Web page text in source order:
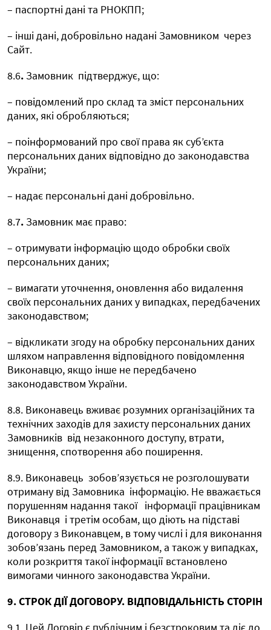
– паспортні дані та РНОКПП;
– інші дані, добровільно надані Замовником через
Сайт.
8.6. Замовник підтверджує, що:
– повідомлений про склад та зміст персональних
даних, які обробляються;
– поінформований про свої права як суб’єкта
персональних даних відповідно до законодавства
України;
– надає персональні дані добровільно.
8.7. Замовник має право:
– отримувати інформацію щодо обробки своїх
персональних даних;
– вимагати уточнення, оновлення або видалення
своїх персональних даних у випадках, передбачених
законодавством;
– відкликати згоду на обробку персональних даних
шляхом направлення відповідного повідомлення
Виконавцю, якщо інше не передбачено
законодавством України.
8.8. Виконавець вживає розумних організаційних та
технічних заходів для захисту персональних даних
Замовників від незаконного доступу, втрати,
знищення, спотворення або поширення.
8.9. Виконавець зобов’язується не розголошувати
отриману від Замовника інформацію. Не вважається
порушенням надання такої інформації працівникам
Виконавця і третім особам, що діють на підставі
договору з Виконавцем, в тому числі і для виконання
зобов’язань перед Замовником, а також у випадках,
коли розкриття такої інформації встановлено
вимогами чинного законодавства України.
9. СТРОК ДІЇ ДОГОВОРУ. ВІДПОВІДАЛЬНІСТЬ СТОРІН